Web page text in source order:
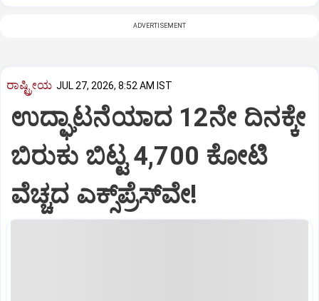
ADVERTISEMENT
ರಾಷ್ಟ್ರೀಯ JUL 27, 2026, 8:52 AM IST
ಉದ್ಘಾಟನೆಯಾದ 12ನೇ ದಿನಕ್ಕೇ
ಬಿರುಕು ಬಿಟ್ಟ 4,700 ಕೋಟಿ
ವೆಚ್ಚದ ಎಕ್ಸ್‌ಪ್ರೆಸ್‌ವೇ!